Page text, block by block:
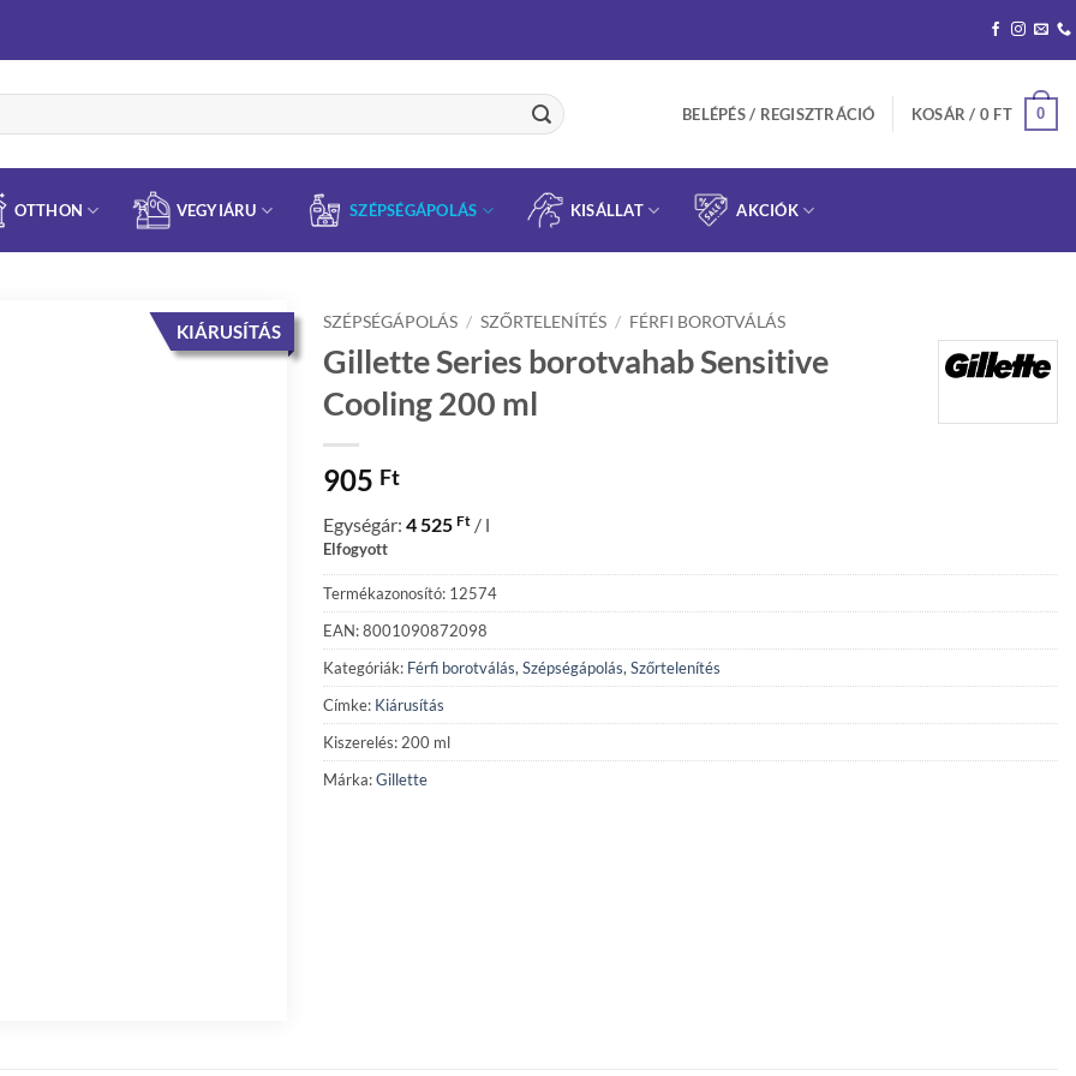
BELÉPÉS / REGISZTRÁCIÓ KOSÁR / 0 FT 0
OTTHON VEGYIÁRU SZÉPSÉGÁPOLÁS KISÁLLAT AKCIÓK
KIÁRUSÍTÁS SZÉPSÉGÁPOLÁS / SZŐRTELENÍTÉS / FÉRFI BOROTVÁLÁS
Gillette Series borotvahab Sensitive
Cooling 200 ml
905 Ft
Egységár: 4 525 Ft / l
Elfogyott
Termékazonosító: 12574
EAN: 8001090872098
Kategóriák: Férfi borotválás, Szépségápolás, Szőrtelenítés
Címke: Kiárusítás
Kiszerelés: 200 ml
Márka:Gillette